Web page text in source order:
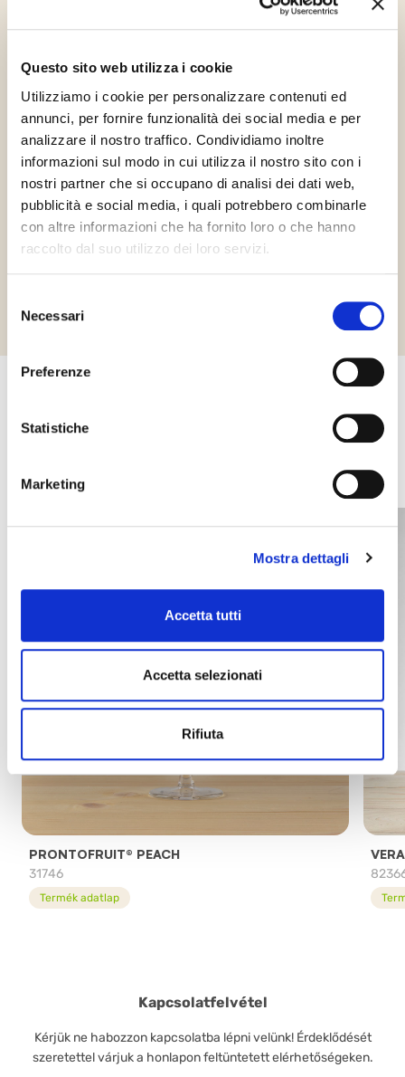
Questo sito web utilizza i cookie
Utilizziamo i cookie per personalizzare contenuti ed
annunci, per fornire funzionalità dei social media e per
analizzare il nostro traffico. Condividiamo inoltre
informazioni sul modo in cui utilizza il nostro sito con i
nostri partner che si occupano di analisi dei dati web,
pubblicità e social media, i quali potrebbero combinarle
con altre informazioni che ha fornito loro o che hanno
raccolto dal suo utilizzo dei loro servizi.
delNecessari
Preferenze
Statistiche
Marketing
Mostra dettagli
Accetta tutti
Accetta selezionati
Rifiuta
Gluténmentes Vegán
Egyéb termékek, amelyek
PRONTOFRUIT® PEACH
31746
Termék adatlap
Kapcsolatfelvétel
Kérjük ne habozzon kapcsolatba lépni velünk! Érdeklődését
szeretettel várjuk a honlapon feltüntetett elérhetőségeken.